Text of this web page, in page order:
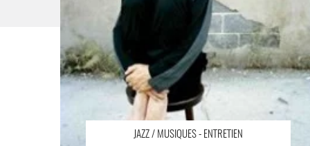
JAZZ / MUSIQUES - ENTRETIEN